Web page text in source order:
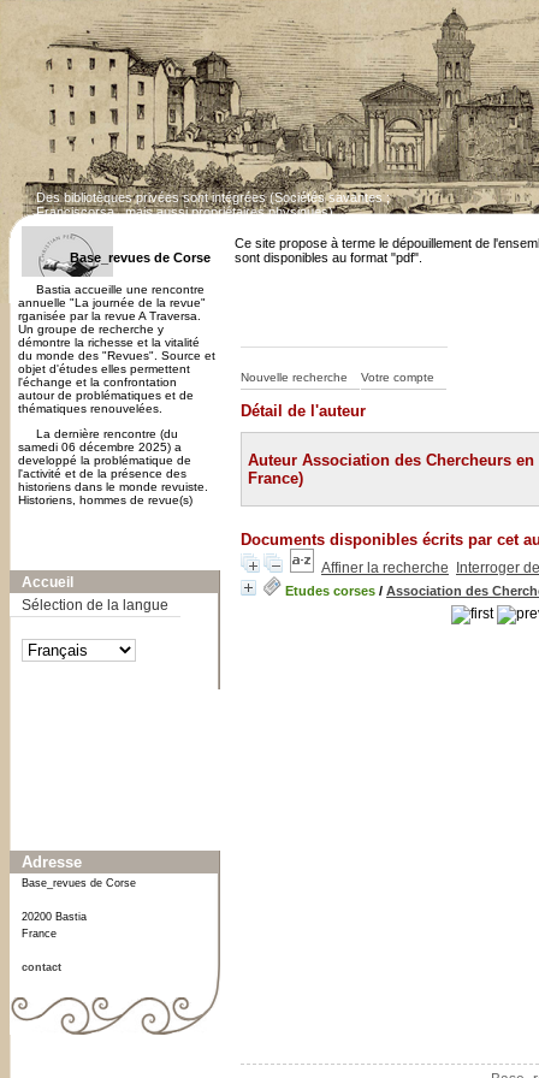
Ce site propose à terme le dépouillement de
sont disponibles au format "pdf".
Des bibliotèques privées sont intégrées (Sociétés savantes ;
Franciscorsa...mais aussi propriétaires physiques)
Nouvelle recherche Votre compte
Détail de l'auteur
Auteur Association des Chercheurs
France)
Documents disponibles écrits par cet
Affiner la recherche Interroger
Etudes corses / Association des
Base_revues de Corse
Bastia accueille une rencontre
annuelle "La journée de la revue"
rganisée par la revue A Traversa.
Un groupe de recherche y
démontre la richesse et la vitalité
du monde des "Revues". Source et
objet d'études elles permettent
l'échange et la confrontation
autour de problématiques et de
thématiques renouvelées.
La dernière rencontre (du
samedi 06 décembre 2025) a
developpé la problématique de
l'activité et de la présence des
historiens dans le monde revuiste.
Historiens, hommes de revue(s)
Accueil
Sélection de la langue
Adresse
Base_revues de Corse
20200 Bastia
France
contact